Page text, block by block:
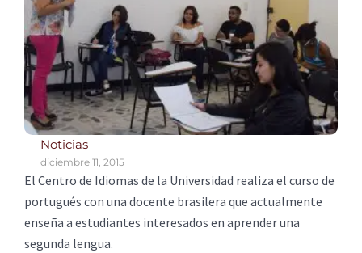
Noticias
diciembre 11, 2015
El Centro de Idiomas de la Universidad realiza el curso de
portugués con una docente brasilera que actualmente
enseña a estudiantes interesados en aprender una
segunda lengua.